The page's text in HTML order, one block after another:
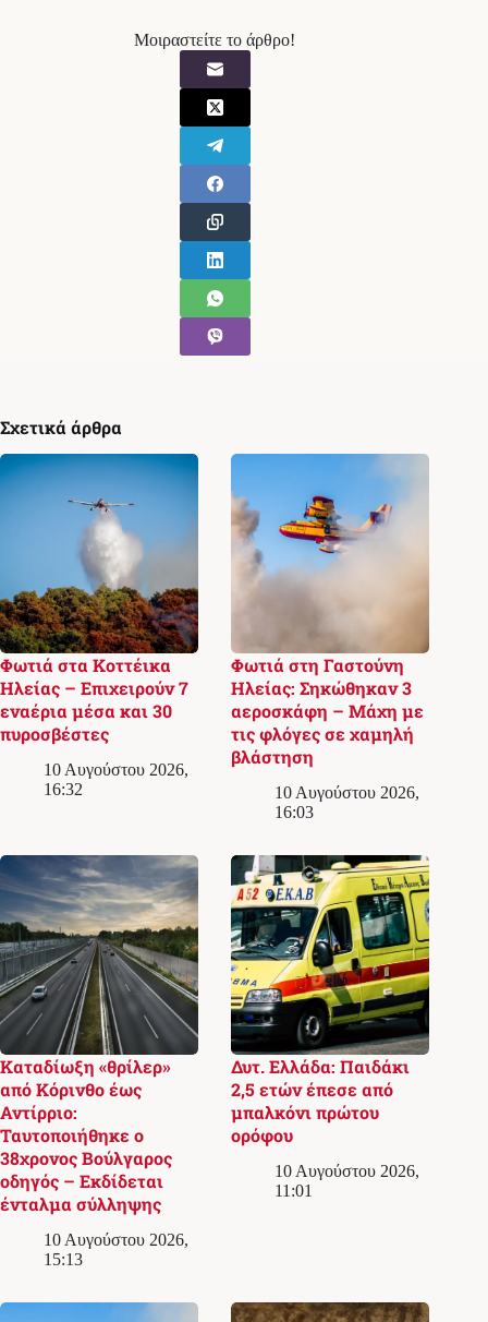
Μοιραστείτε το άρθρο!
Σχετικά άρθρα
Φωτιά στα Κοττέικα
Ηλείας – Επιχειρούν 7
εναέρια μέσα και 30
πυροσβέστες
10 Αυγούστου 2026,
16:32
Φωτιά στη Γαστούνη
Ηλείας: Σηκώθηκαν 3
αεροσκάφη – Μάχη με
τις φλόγες σε χαμηλή
βλάστηση
10 Αυγούστου 2026,
16:03
Καταδίωξη «θρίλερ»
από Κόρινθο έως
Αντίρριο:
Ταυτοποιήθηκε ο
38χρονος Βούλγαρος
οδηγός – Εκδίδεται
ένταλμα σύλληψης
10 Αυγούστου 2026,
15:13
Δυτ. Ελλάδα: Παιδάκι
2,5 ετών έπεσε από
μπαλκόνι πρώτου
ορόφου
10 Αυγούστου 2026,
11:01